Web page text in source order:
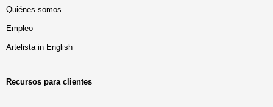
Quiénes somos
Empleo
Artelista in English
Recursos para clientes